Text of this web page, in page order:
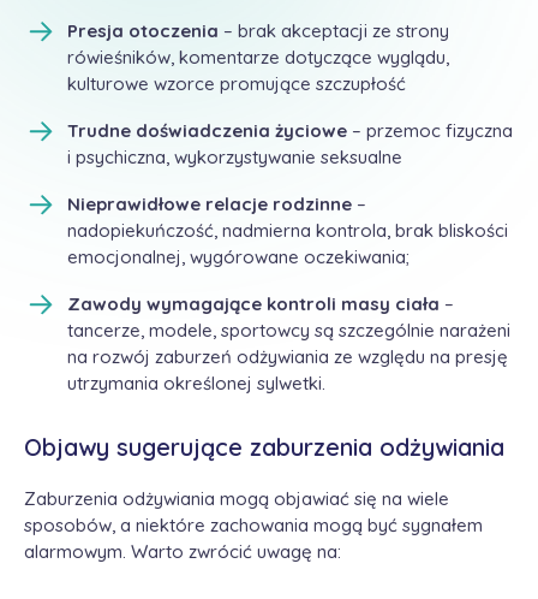
Presja otoczenia – brak akceptacji ze strony
rówieśników, komentarze dotyczące wyglądu,
kulturowe wzorce promujące szczupłość
Trudne doświadczenia życiowe – przemoc fizyczna
i psychiczna, wykorzystywanie seksualne
Nieprawidłowe relacje rodzinne –
nadopiekuńczość, nadmierna kontrola, brak bliskości
emocjonalnej, wygórowane oczekiwania;
Zawody wymagające kontroli masy ciała –
tancerze, modele, sportowcy są szczególnie narażeni
na rozwój zaburzeń odżywiania ze względu na presję
utrzymania określonej sylwetki.
Objawy sugerujące zaburzenia odżywiania
Zaburzenia odżywiania mogą objawiać się na wiele
sposobów, a niektóre zachowania mogą być sygnałem
alarmowym. Warto zwrócić uwagę na: